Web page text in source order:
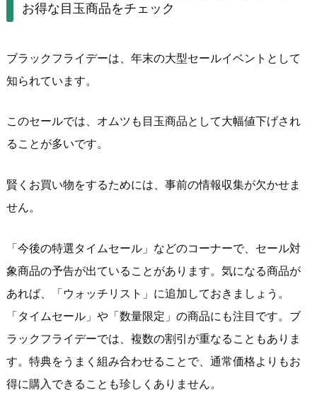
お得な目玉商品をチェック
ブラックフライデーは、年末の大型セールイベントとして
知られています。
このセールでは、オムツも目玉商品として大幅値下げされ
ることが多いです。
賢くお買い物をするためには、事前の情報収集が欠かせま
せん。
「今後の特選タイムセール」などのコーナーで、セール対
象商品の予告が出ていることがあります。気になる商品が
あれば、「ウォッチリスト」に追加しておきましょう。
「タイムセール」や「数量限定」の商品にも注目です。ブ
ラックフライデーでは、複数の割引が重なることもありま
す。特典をうまく組み合わせることで、通常価格よりもお
得に購入できることも珍しくありません。